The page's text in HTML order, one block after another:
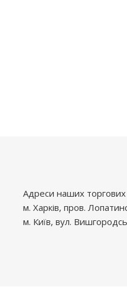
Адреси наших торгових
м. Харків, пров.
м. Київ, вул.